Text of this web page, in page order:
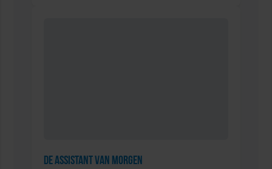
De Assistant Van Morgen